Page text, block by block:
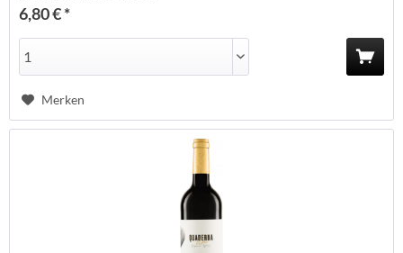
6,80 € *
Merken